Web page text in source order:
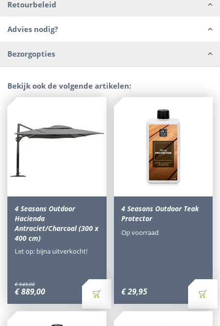
Retourbeleid
Advies nodig?
Bezorgopties
Bekijk ook de volgende artikelen:
4 Seasons Outdoor
Hacienda
Antraciet/Charcoal (300 x
400 cm)
€ 949,00
€889,00
Let op: bijna uitverkocht!
4 Seasons Outdoor Teak
Protector
€29,95
Op voorraad